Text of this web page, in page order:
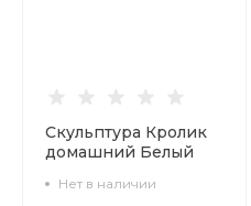
Скульптура Кролик
домашний Белый
Нет в наличии